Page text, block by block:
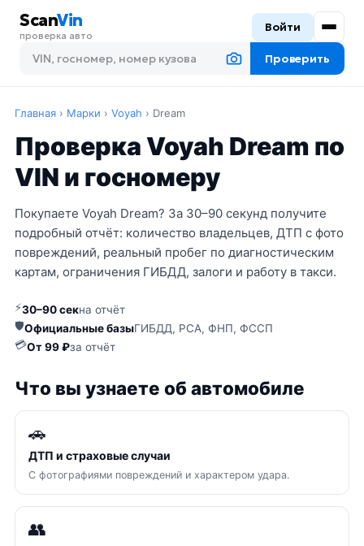
ScanVin
проверка авто
Проверить
Войти
Главная › Марки › Voyah › Dream
Проверка Voyah Dream по
VIN и госномеру
Покупаете Voyah Dream? За 30–90 секунд получите
подробный отчёт: количество владельцев, ДТП с фото
повреждений, реальный пробег по диагностическим
картам, ограничения ГИБДД, залоги и работу в такси.
⚡30–90 секна отчёт
🛡Официальные базыГИБДД, РСА, ФНП, ФССП
💳От 99 ₽за отчёт
Что вы узнаете об автомобиле
🚗
ДТП и страховые случаи
С фотографиями повреждений и характером удара.
👥